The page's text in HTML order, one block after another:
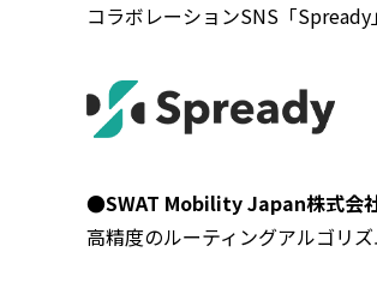
コラボレーションSNS「
●SWAT Mobility Japan株式会
高精度のルーティングアルゴリ